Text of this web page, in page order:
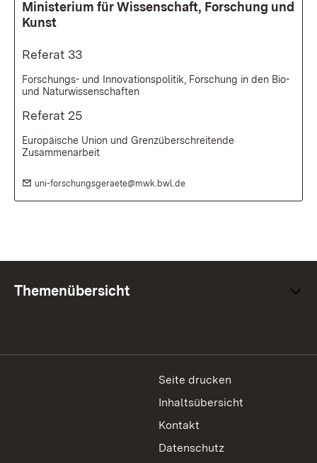
Ministerium für Wissenschaft, Forschung und
Kunst
Referat 33
Forschungs- und Innovationspolitik, Forschung in den Bio-
und Naturwissenschaften
Referat 25
Europäische Union und Grenzüberschreitende
Zusammenarbeit
E-Mail:
uni-forschungsgeraete@mwk.bwl.de
Themenübersicht
Seite drucken
Inhaltsübersicht
Kontakt
Datenschutz